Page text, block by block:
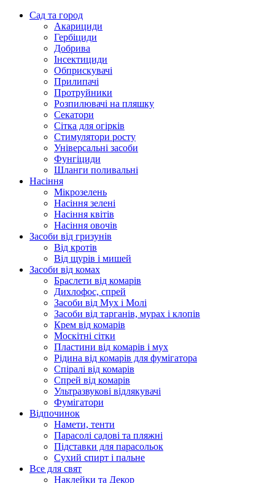
Сад та город
Акарициди
Гербіциди
Добрива
Інсектициди
Обприскувачі
Прилипачі
Протруйники
Розпилювачі на пляшку
Секатори
Сітка для огірків
Стимулятори росту
Універсальні засоби
Фунгіциди
Шланги поливальні
Насіння
Мікрозелень
Насіння зелені
Насіння квітів
Насіння овочів
Засоби від гризунів
Від кротів
Від щурів і мишей
Засоби від комах
Браслети від комарів
Дихлофос, спрей
Засоби від Мух і Молі
Засоби від тарганів, мурах і клопів
Крем від комарів
Москітні сітки
Пластини від комарів і мух
Рідина від комарів для фумігатора
Спіралі від комарів
Спрей від комарів
Ультразвукові відлякувачі
Фумігатори
Відпочинок
Намети, тенти
Парасолі садові та пляжні
Підставки для парасольок
Сухий спирт і пальне
Все для свят
Наклейки та Декор